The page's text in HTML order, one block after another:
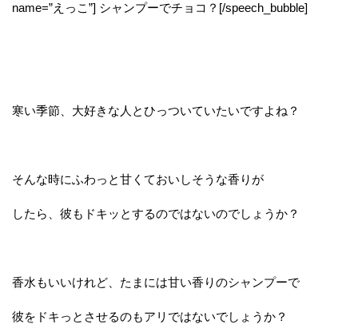
name=”えっこ”] シャンプーでチョコ？[/speech_bubble]
寒い季節、大好きな人とひっついていたいですよね？
そんな時にふわっと甘くておいしそうな香りが
したら、彼もドキッとするのではないのでしょうか？
香水もいいけれど、たまには甘い香りのシャンプーで
彼をドキっとさせるのもアリではないでしょうか？